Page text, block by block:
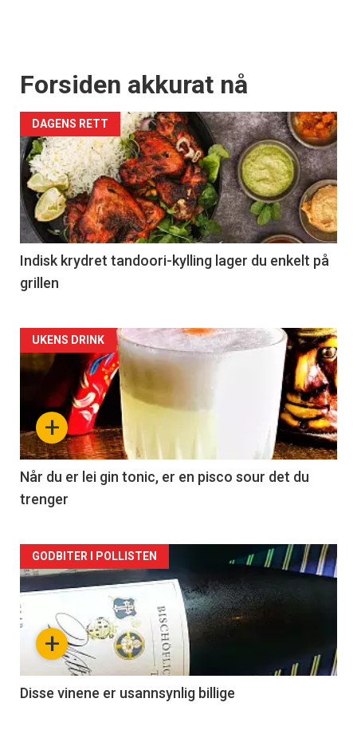
Forsiden akkurat nå
DAGENS RETT
Indisk krydret tandoori-kylling lager du enkelt på
grillen
Forsiden
akkurat
nå
-
2
+
UKENS DRINK
Når du er lei gin tonic, er en pisco sour det du
trenger
Forsiden
akkurat
nå
3
+
GODBITER I POLLISTEN
Disse vinene er usannsynlig billige